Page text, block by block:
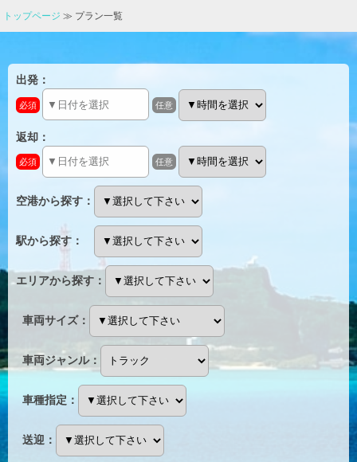
トップページ ≫ プラン一覧
出発 ：
必須 任意
返却 ：
必須 任意
空港から探す：
駅から探す：
エリアから探す：
車両サイズ：
車両ジャンル：
車種指定：
送迎：